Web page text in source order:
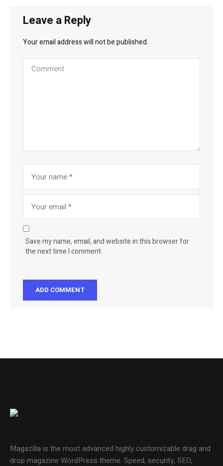
Leave a Reply
Your email address will not be published.
Save my name, email, and website in this browser for
the next time I comment.
Magazilla is the most advanced highly customizable drag and
drop magazine WordPress theme. Speed, security, SEO,